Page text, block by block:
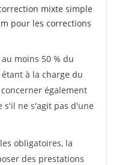
mixte simple
pour les corrections
moins 50 % du
à la charge du
également
s'il ne s'agit pas d'une
obligatoires, la
des prestations